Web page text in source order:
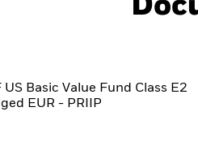
US Basic Value Fund Class E2
EUR - PRIIP